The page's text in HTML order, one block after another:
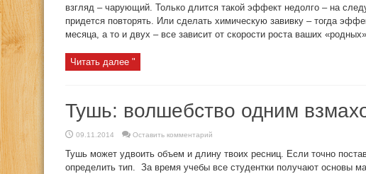
взгляд – чарующий. Только длится такой эффект недолго – на
придется повторять. Или сделать химическую завивку – тогда
месяца, а то и двух – все зависит от скорости роста ваших «родных»
Читать далее "
Тушь: волшебство одним
09.11.2014 Оставить комментарий
Тушь может удвоить объем и длину твоих ресниц. Если точно
определить тип. За время учебы все студентки получают основы